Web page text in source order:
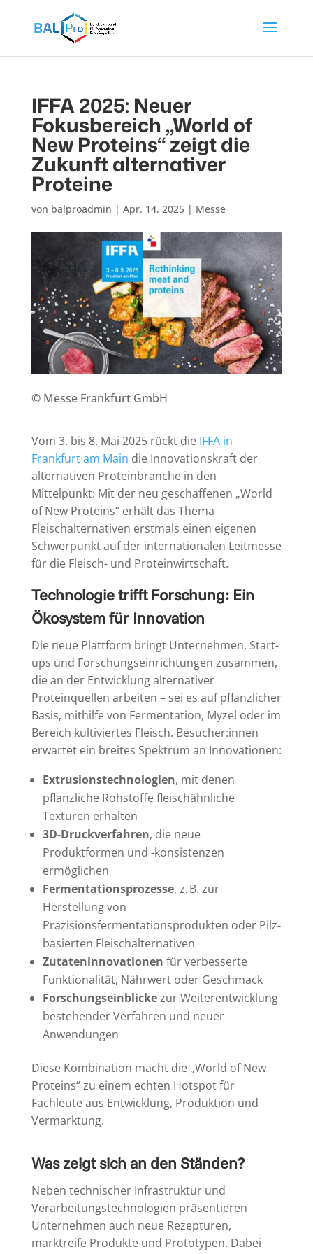
IFFA 2025: Neuer
Fokusbereich „World of
New Proteins“ zeigt die
Zukunft alternativer
Proteine
von balproadmin | Apr. 14, 2025| Messe
© Messe Frankfurt GmbH
Vom 3. bis 8. Mai 2025 rückt die IFFA in
Frankfurt am Main die Innovationskraft der
alternativen Proteinbranche in den
Mittelpunkt: Mit der neu geschaffenen „World
of New Proteins“ erhält das Thema
Fleischalternativen erstmals einen eigenen
Schwerpunkt auf der internationalen Leitmesse
für die Fleisch- und Proteinwirtschaft.
Technologie trifft Forschung: Ein
Ökosystem für Innovation
Die neue Plattform bringt Unternehmen, Start-
ups und Forschungseinrichtungen zusammen,
die an der Entwicklung alternativer
Proteinquellen arbeiten – sei es auf pflanzlicher
Basis, mithilfe von Fermentation, Myzel oder im
Bereich kultiviertes Fleisch. Besucher:innen
erwartet ein breites Spektrum an Innovationen:
Extrusionstechnologien, mit denen
pflanzliche Rohstoffe fleischähnliche
Texturen erhalten
3D-Druckverfahren, die neue
Produktformen und -konsistenzen
ermöglichen
Fermentationsprozesse, z. B. zur
Herstellung von
Präzisionsfermentationsprodukten oder Pilz-
basierten Fleischalternativen
Zutateninnovationen für verbesserte
Funktionalität, Nährwert oder Geschmack
Forschungseinblickezur Weiterentwicklung
bestehender Verfahren und neuer
Anwendungen
Diese Kombination macht die „World of New
Proteins“ zu einem echten Hotspot für
Fachleute aus Entwicklung, Produktion und
Vermarktung.
Was zeigt sich an den Ständen?
Neben technischer Infrastruktur und
Verarbeitungstechnologien präsentieren
Unternehmen auch neue Rezepturen,
marktreife Produkte und Prototypen. Dabei